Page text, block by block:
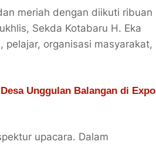
meriah dengan diikuti ribuan
Sekda Kotabaru H. Eka
pelajar, organisasi masyarakat,
Unggulan Balangan di Expo
upacara. Dalam